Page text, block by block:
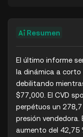
Resumen
El último informe
la dinámica a
debilitando
$77,000. El CVD
perpétuos un
presión vendedora.
aumento del 42,75